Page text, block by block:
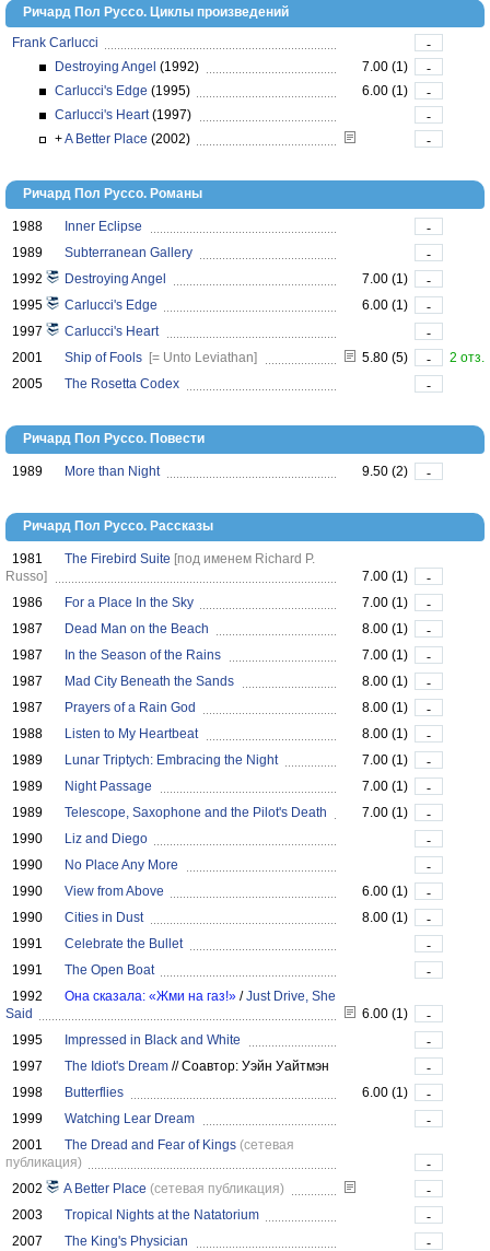
Ричард Пол Руссо. Циклы произведений
Frank Carlucci
-
Destroying Angel (1992) 7.00 (1)
-
Carlucci's Edge (1995) 6.00 (1)
-
Carlucci's Heart(1997)
-
+A Better Place (2002) -
Ричард Пол Руссо. Романы
1988 Inner Eclipse
-
1989
Subterranean Gallery
-
1992
Destroying Angel 7.00 (1)
-
1995
Carlucci's Edge 6.00 (1)
-
1997
Carlucci's Heart
-
2001
Ship of Fools [= Unto Leviathan] 5.80 (5) -
2 отз.
2005
The Rosetta Codex -
Ричард Пол Руссо. Повести
1989 More than Night 9.50 (2) -
Ричард Пол Руссо. Рассказы
1981 The Firebird Suite [под именем Richard P.
Russo]
7.00 (1)
-
1986
For a Place In the Sky 7.00 (1)
-
1987
Dead Man on the Beach 8.00 (1)
-
1987
In the Season of the Rains 7.00 (1)
-
1987
Mad City Beneath the Sands 8.00 (1)
-
1987
Prayers of a Rain God 8.00 (1)
-
1988
Listen to My Heartbeat 8.00 (1)
-
1989
Lunar Triptych: Embracing the Night 7.00 (1)
-
1989
Night Passage 7.00 (1)
-
1989
Telescope, Saxophone and the Pilot's Death 7.00 (1)
-
1990
Liz and Diego
-
1990
No Place Any More
-
1990
View from Above 6.00 (1)
-
1990
Cities in Dust 8.00 (1)
-
1991
Celebrate the Bullet
-
1991
The Open Boat
-
1992
Она сказала: «Жми на газ!» /Just Drive, She
Said
6.00 (1)
-
1995
Impressed in Black and White
-
1997
The Idiot's Dream //Соавтор: Уэйн Уайтмэн
-
1998
Butterflies 6.00 (1)
-
1999
Watching Lear Dream
-
2001
The Dread and Fear of Kings (сетевая
публикация)
-
2002
A Better Place (сетевая публикация)
-
2003
Tropical Nights at the Natatorium
-
2007
The King's Physician
-